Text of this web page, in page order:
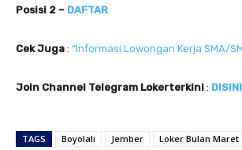
Posisi 2 – DAFTAR
Cek Juga : “Informasi Lowongan Kerja SMA/
Join Channel Telegram Lokerterkini : DISINI
TAGS Boyolali Jember Loker Bulan Maret